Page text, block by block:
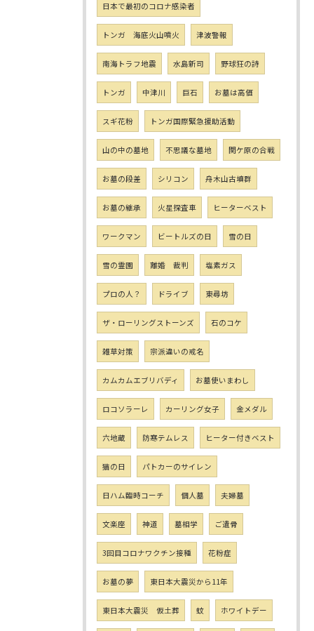
日本で最初のコロナ感染者
トンガ 海底火山噴火 津波警報
南海トラフ地震 水島新司 野球狂の詩
トンガ 中津川 巨石 お墓は高価
スギ花粉 トンガ国際緊急援助活動
山の中の墓地 不思議な墓地 関ケ原の合戦
お墓の段差 シリコン 舟木山古墳群
お墓の継承 火星探査車 ヒーターベスト
ワークマン ビートルズの日 雪の日
雪の霊園 離婚 裁判 塩素ガス
プロの人？ ドライブ 東尋坊
ザ・ローリングストーンズ 石のコケ
雑草対策 宗派違いの戒名
カムカムエブリバディ お墓使いまわし
ロコソラーレ カーリング女子 金メダル
六地蔵 防寒テムレス ヒーター付きベスト
猫の日 パトカーのサイレン
日ハム臨時コーチ 個人墓 夫婦墓
文楽座 神道 墓相学 ご遺骨
3回目コロナワクチン接種 花粉症
お墓の夢 東日本大震災から11年
東日本大震災 仮土葬 蚊 ホワイトデー